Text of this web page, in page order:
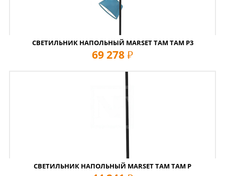
СВЕТИЛЬНИК НАПОЛЬНЫЙ MARSET TAM TAM P3
69 278 руб
СВЕТИЛЬНИК НАПОЛЬНЫЙ MARSET TAM TAM P